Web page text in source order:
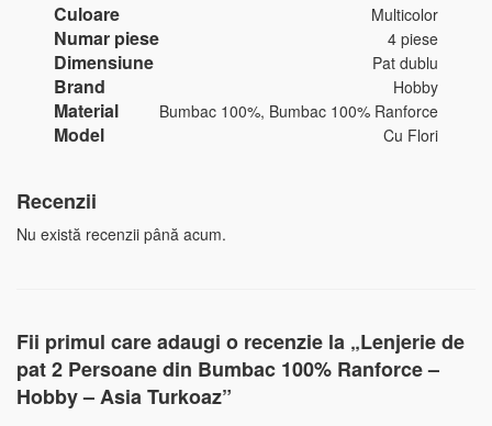
Culoare Multicolor
Numar piese 4 piese
Dimensiune Pat dublu
Brand Hobby
Material Bumbac 100%, Bumbac 100% Ranforce
Model Cu Flori
Recenzii
Nu există recenzii până acum.
Fii primul care adaugi o recenzie la „Lenjerie de
pat 2 Persoane din Bumbac 100% Ranforce –
Hobby – Asia Turkoaz”